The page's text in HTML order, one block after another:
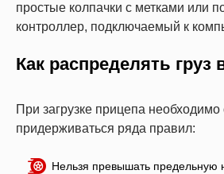
простые колпачки с метками или
контроллер, подключаемый к
Как распределять груз
При загрузке прицепа необходимо
придерживаться ряда правил:
Нельзя превышать предельную